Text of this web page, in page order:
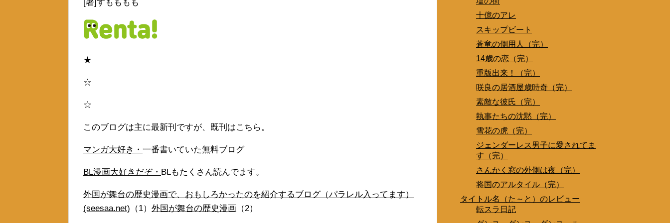
[著]すもももも
★
☆
☆
このブログは主に最新刊ですが、既刊はこちら。
マンガ大好き・ 一番書いていた無料ブログ
BL漫画大好きだぞ・ BLもたくさん読んでます。
外国が舞台の歴史漫画で、おもしろかったのを紹介するブログ（パラレル入ってます）
(seesaa.net) （1） 外国が舞台の歴史漫画 （2）
十億のアレ
スキップビート
蒼竜の側用人（完）
14歳の恋（完）
重版出来！（完）
咲良の居酒屋歳時奇（完）
素敵な彼氏（完）
執事たちの沈黙（完）
雪花の虎（完）
ジェンダーレス男子に愛されてま
す（完）
さんかく窓の外側は夜（完）
将国のアルタイル（完）
タイトル名（た～と）のレビュー
転スラ日記